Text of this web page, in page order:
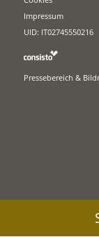
Impressum
UID: IT02745550216
Pressebereich &